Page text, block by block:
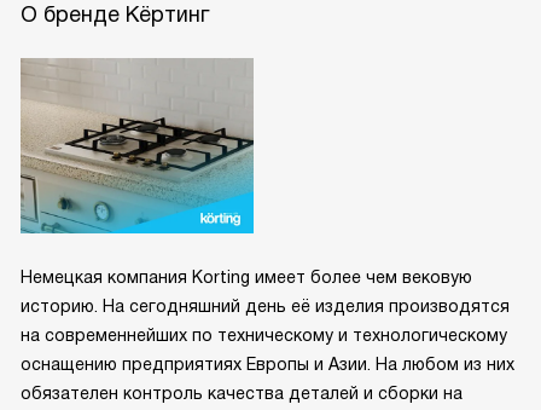
О бренде Кёртинг
Немецкая компания Korting имеет более чем вековую
историю. На сегодняшний день её изделия производятся
на современнейших по техническому и технологическому
оснащению предприятиях Европы и Азии. На любом из них
обязателен контроль качества деталей и сборки на